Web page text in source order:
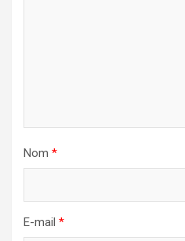
Nom *
E-mail *